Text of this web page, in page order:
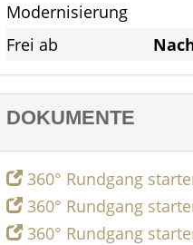
Modernisierung
Frei ab
DOKUMENTE
360° Rundgang
360° Rundgang
360° Rundgang